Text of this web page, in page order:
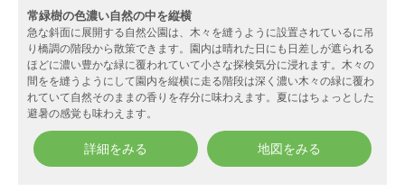
常緑樹の色濃い自然の中を縦横
急な斜面に展開する自然公園は、木々を縫うように設置されているに吊
り橋調の階段から散策できます。園内は晴れた日にも日差しが遮られる
ほどに濃い豊かな緑に覆われていて小さな探検気分に浸れます。木々の
間をを縫うようにして園内を縦横に走る階段は深く濃い木々の緑に覆わ
れていて自然そのままの香りを存分に味わえます。夏にはちょっとした
避暑の感覚も味わえます。
詳細をみる 地図をみる